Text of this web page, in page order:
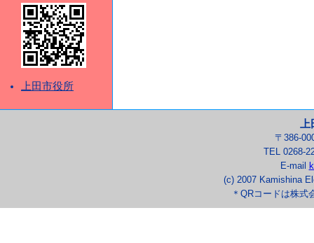
上田市役所
〒386-
TEL 0268-
E-mail
(c) 2007 Kamishina
＊QRコードは株式